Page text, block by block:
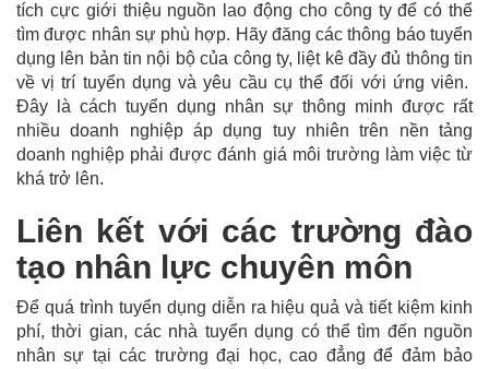
tích cực giới thiệu nguồn lao động cho công ty để có thể
tìm được nhân sự phù hợp. Hãy đăng các thông báo tuyển
dụng lên bản tin nội bộ của công ty, liệt kê đầy đủ thông tin
về vị trí tuyển dụng và yêu cầu cụ thể đối với ứng viên.
Đây là cách tuyển dụng nhân sự thông minh được rất
nhiều doanh nghiệp áp dụng tuy nhiên trên nền tảng
doanh nghiệp phải được đánh giá môi trường làm việc từ
khá trở lên.
Liên kết với các trường đào
tạo nhân lực chuyên môn
Để quá trình tuyển dụng diễn ra hiệu quả và tiết kiệm kinh
phí, thời gian, các nhà tuyển dụng có thể tìm đến nguồn
nhân sự tại các trường đại học, cao đẳng để đảm bảo